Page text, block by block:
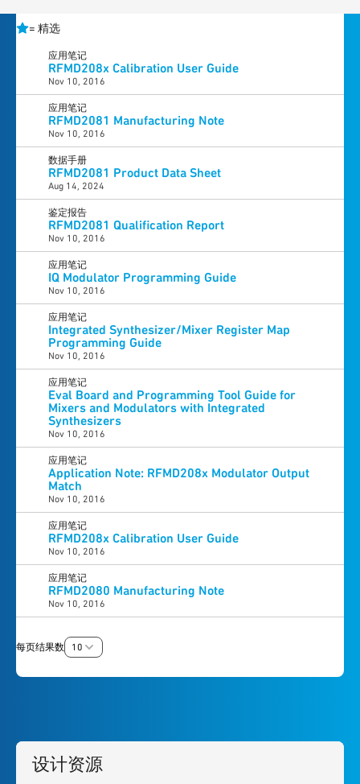
= 精选
应用笔记
RFMD208x Calibration User Guide
Nov 10, 2016
应用笔记
RFMD2081 Manufacturing Note
Nov 10, 2016
数据手册
RFMD2081 Product Data Sheet
Aug 14, 2024
鉴定报告
RFMD2081 Qualification Report
Nov 10, 2016
应用笔记
IQ Modulator Programming Guide
Nov 10, 2016
应用笔记
Integrated Synthesizer/Mixer Register Map
Programming Guide
Nov 10, 2016
应用笔记
Eval Board and Programming Tool Guide for
Mixers and Modulators with Integrated
Synthesizers
Nov 10, 2016
应用笔记
Application Note: RFMD208x Modulator Output
Match
Nov 10, 2016
应用笔记
RFMD208x Calibration User Guide
Nov 10, 2016
应用笔记
RFMD2080 Manufacturing Note
Nov 10, 2016
每页结果数 10
设计资源